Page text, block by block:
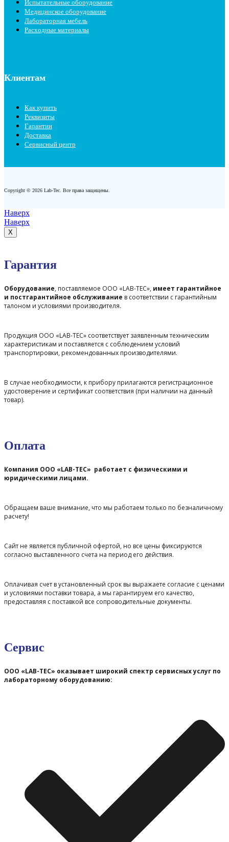
Испытательные оборудование
Медицинское оборудование
Лабораторная мебель
Расходные материалы
Клиентам
Как купить
Реквизиты
Гарантии
Доставка
Сервисный центр
Copyright © 2026 Lab-Tec. Все права защищены.
Наверх
Наверх
X
Гарантия
Оборудование, поставляемое ООО «LAB-TEC», имеет гарантийное
и постгарантийное обслуживание в соответствии с гарантийным
талоном и условиями производителя.
Продукция ООО «LAB-TEC» соответствует заявленным техническим
характеристикам и поставляется с соблюдением условий
транспортировки, рекомендованных производителями.
В случае необходимости, к прибору прилагаются регистрационное
удостоверение и сертификат соответствия (при наличии на данный
товар).
Оплата
Компания ООО «LAB-TEC» работает с физическими и
юридическими лицами.
Обращаем ваше внимание, что мы работаем только по безналичному
расчету!
Сайт не является публичной офертой, но все цены фиксируются
согласно выставленного счета на период его действия.
Оплачивая счет в установленный срок вы выражаете согласие с ценами
и условиями поставки товара, а мы гарантируем его качество,
предоставляя с поставкой все сопроводительные документы.
Сервис
ООО «LAB-TEC» оказывает широкий спектр сервисных услуг по
лабораторному оборудованию: